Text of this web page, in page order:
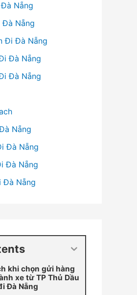
Nẵng
Đà Nẵng
Đi Đà Nẵng
Đà Nẵng
Đà Nẵng
Nẵng
Đà Nẵng
Đà Nẵng
Đà Nẵng
khi chọn gửi hàng
xe từ TP Thủ Dầu
Đà Nẵng